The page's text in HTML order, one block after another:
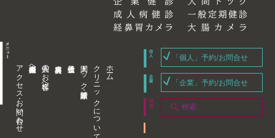
アクセス・お問い合わせ 企業内担当者様へ 個人のお客様へ 人間ドック・健康診断 クリニックについて ホーム
「個人」予約/お問合せ
「企業」予約/お問合せ